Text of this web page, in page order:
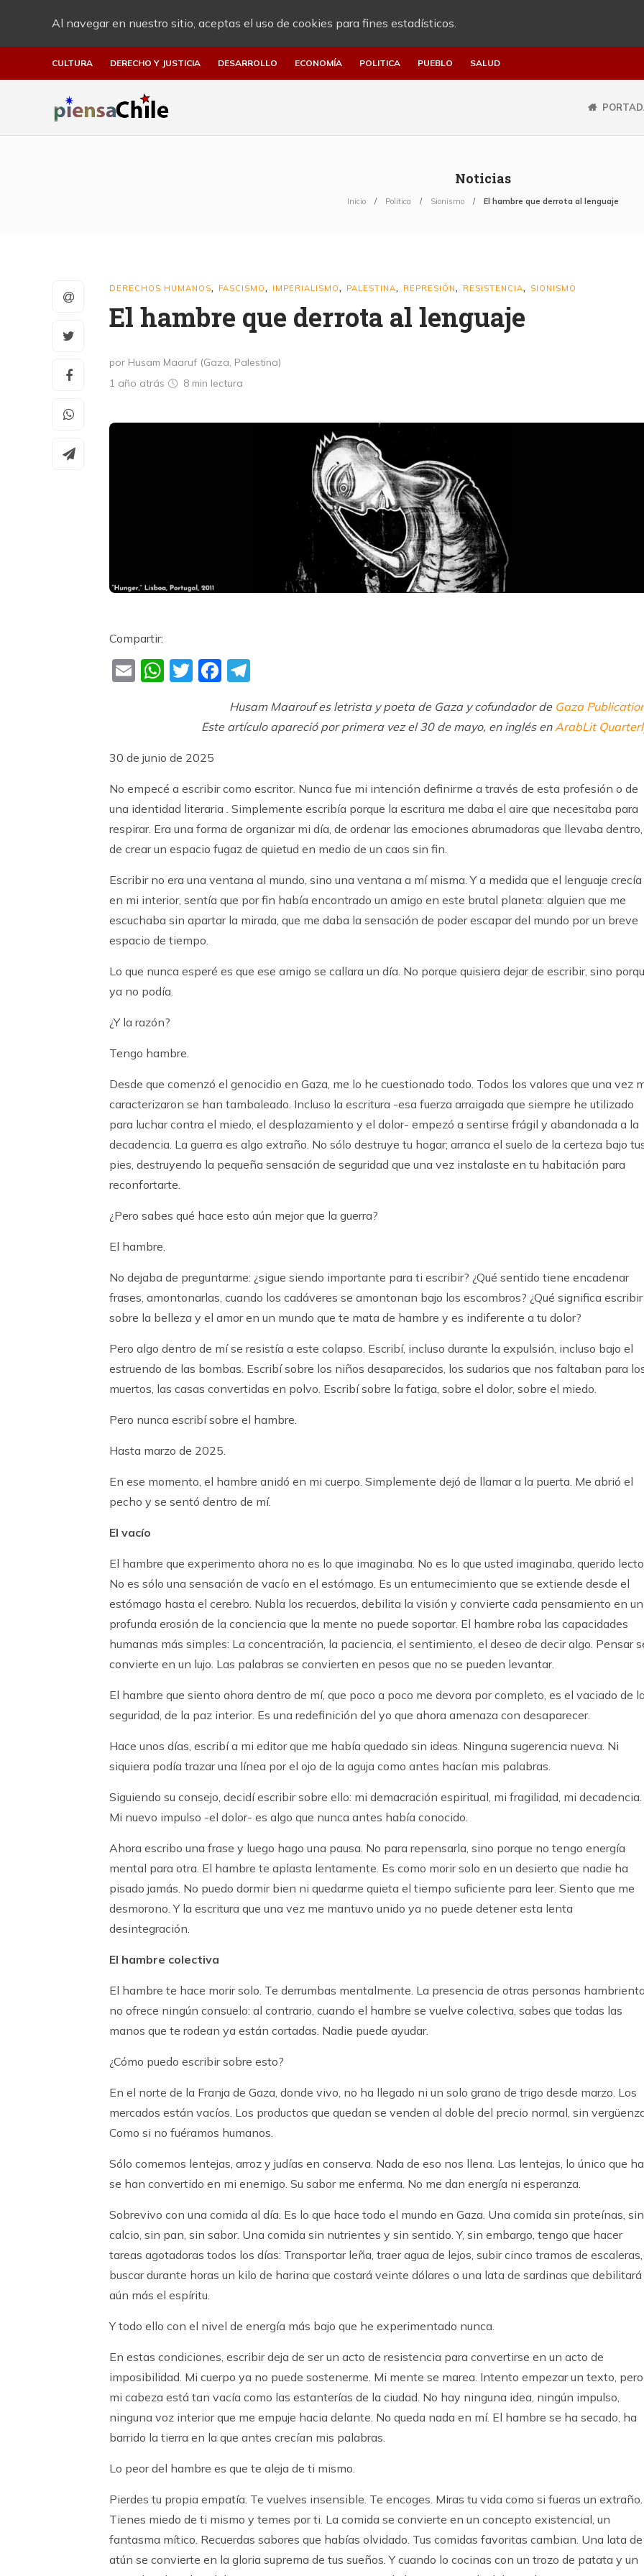
Al navegar en nuestro sitio, aceptas el uso de cookies para fines estadísticos.
CULTURA DERECHO Y JUSTICIA DESARROLLO ECONOMÍA POLITICA PUEBLO SALUD
Noticias
Inicio Politica Sionismo El hambre que derrota al lenguaje
DERECHOS HUMANOS FASCISMO IMPERIALISMO PALESTINA REPRESIÓN RESISTENCIA SIONISMO
El hambre que derrota al lenguaje
por Husam Maaruf (Gaza, Palestina)
1 año atrás
8 min lectura
Compartir:
EmailWhatsApp
TwitterFacebook
Husam Maarouf es letrista y poeta de Gaza y cofundador de Gaza
Este artículo apareció por primera vez el 30 de mayo, en inglés enArabLit
30 de junio de 2025
No empecé a escribir como escritor. Nunca fue mi intención definirme a través de esta profesión o de
una identidad literaria . Simplemente escribía porque la escritura me daba el aire que necesitaba para
respirar. Era una forma de organizar mi día, de ordenar las emociones abrumadoras que llevaba dentro,
de crear un espacio fugaz de quietud en medio de un caos sin fin.
Escribir no era una ventana al mundo, sino una ventana a mí misma. Y a medida que el lenguaje crecía
en mi interior, sentía que por fin había encontrado un amigo en este brutal planeta: alguien que me
escuchaba sin apartar la mirada, que me daba la sensación de poder escapar del mundo por un breve
espacio de tiempo.
Lo que nunca esperé es que ese amigo se callara un día. No porque quisiera dejar de escribir, sino
ya no podía.
¿Y la razón?
Tengo hambre.
Desde que comenzó el genocidio en Gaza, me lo he cuestionado todo. Todos los valores que una vez
caracterizaron se han tambaleado. Incluso la escritura -esa fuerza arraigada que siempre he utilizado
para luchar contra el miedo, el desplazamiento y el dolor- empezó a sentirse frágil y abandonada a la
decadencia. La guerra es algo extraño. No sólo destruye tu hogar; arranca el suelo de la certeza bajo
pies, destruyendo la pequeña sensación de seguridad que una vez instalaste en tu habitación para
reconfortarte.
¿Pero sabes qué hace esto aún mejor que la guerra?
El hambre.
No dejaba de preguntarme: ¿sigue siendo importante para ti escribir? ¿Qué sentido tiene encadenar
frases, amontonarlas, cuando los cadáveres se amontonan bajo los escombros? ¿Qué significa escribir
sobre la belleza y el amor en un mundo que te mata de hambre y es indiferente a tu dolor?
Pero algo dentro de mí se resistía a este colapso. Escribí, incluso durante la expulsión, incluso bajo el
estruendo de las bombas. Escribí sobre los niños desaparecidos, los sudarios que nos faltaban para
muertos, las casas convertidas en polvo. Escribí sobre la fatiga, sobre el dolor, sobre el miedo.
Pero nunca escribí sobre el hambre.
Hasta marzo de 2025.
En ese momento, el hambre anidó en mi cuerpo. Simplemente dejó de llamar a la puerta. Me abrió el
pecho y se sentó dentro de mí.
El vacío
El hambre que experimento ahora no es lo que imaginaba. No es lo que usted imaginaba, querido
No es sólo una sensación de vacío en el estómago. Es un entumecimiento que se extiende desde el
estómago hasta el cerebro. Nubla los recuerdos, debilita la visión y convierte cada pensamiento en
profunda erosión de la conciencia que la mente no puede soportar. El hambre roba las capacidades
humanas más simples: La concentración, la paciencia, el sentimiento, el deseo de decir algo. Pensar
convierte en un lujo. Las palabras se convierten en pesos que no se pueden levantar.
El hambre que siento ahora dentro de mí, que poco a poco me devora por completo, es el vaciado de
seguridad, de la paz interior. Es una redefinición del yo que ahora amenaza con desaparecer.
Hace unos días, escribí a mi editor que me había quedado sin ideas. Ninguna sugerencia nueva. Ni
siquiera podía trazar una línea por el ojo de la aguja como antes hacían mis palabras.
Siguiendo su consejo, decidí escribir sobre ello: mi demacración espiritual, mi fragilidad, mi decadencia.
Mi nuevo impulso -el dolor- es algo que nunca antes había conocido.
Ahora escribo una frase y luego hago una pausa. No para repensarla, sino porque no tengo energía
mental para otra. El hambre te aplasta lentamente. Es como morir solo en un desierto que nadie ha
pisado jamás. No puedo dormir bien ni quedarme quieta el tiempo suficiente para leer. Siento que me
desmorono. Y la escritura que una vez me mantuvo unido ya no puede detener esta lenta
desintegración.
El hambre colectiva
El hambre te hace morir solo. Te derrumbas mentalmente. La presencia de otras personas
no ofrece ningún consuelo: al contrario, cuando el hambre se vuelve colectiva, sabes que todas las
manos que te rodean ya están cortadas. Nadie puede ayudar.
¿Cómo puedo escribir sobre esto?
En el norte de la Franja de Gaza, donde vivo, no ha llegado ni un solo grano de trigo desde marzo. Los
mercados están vacíos. Los productos que quedan se venden al doble del precio normal, sin
Como si no fuéramos humanos.
Sólo comemos lentejas, arroz y judías en conserva. Nada de eso nos llena. Las lentejas, lo único que
se han convertido en mi enemigo. Su sabor me enferma. No me dan energía ni esperanza.
Sobrevivo con una comida al día. Es lo que hace todo el mundo en Gaza. Una comida sin proteínas, sin
calcio, sin pan, sin sabor. Una comida sin nutrientes y sin sentido. Y, sin embargo, tengo que hacer
tareas agotadoras todos los días: Transportar leña, traer agua de lejos, subir cinco tramos de escaleras,
buscar durante horas un kilo de harina que costará veinte dólares o una lata de sardinas que debilitará
aún más el espíritu.
Y todo ello con el nivel de energía más bajo que he experimentado nunca.
En estas condiciones, escribir deja de ser un acto de resistencia para convertirse en un acto de
imposibilidad. Mi cuerpo ya no puede sostenerme. Mi mente se marea. Intento empezar un texto, pero
mi cabeza está tan vacía como las estanterías de la ciudad. No hay ninguna idea, ningún impulso,
ninguna voz interior que me empuje hacia delante. No queda nada en mí. El hambre se ha secado, ha
barrido la tierra en la que antes crecían mis palabras.
Lo peor del hambre es que te aleja de ti mismo.
Pierdes tu propia empatía. Te vuelves insensible. Te encoges. Miras tu vida como si fueras un extraño.
Tienes miedo de ti mismo y temes por ti. La comida se convierte en un concepto existencial, un
fantasma mítico. Recuerdas sabores que habías olvidado. Tus comidas favoritas cambian. Una lata de
atún se convierte en la gloria suprema de tus sueños. Y cuando lo cocinas con un trozo de patata y un